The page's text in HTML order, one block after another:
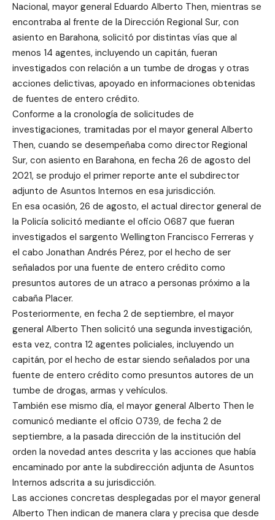
Nacional, mayor general Eduardo Alberto Then, mientras se
encontraba al frente de la Dirección Regional Sur, con
asiento en Barahona, solicitó por distintas vías que al
menos 14 agentes, incluyendo un capitán, fueran
investigados con relación a un tumbe de drogas y otras
acciones delictivas, apoyado en informaciones obtenidas
de fuentes de entero crédito.
Conforme a la cronología de solicitudes de
investigaciones, tramitadas por el mayor general Alberto
Then, cuando se desempeñaba como director Regional
Sur, con asiento en Barahona, en fecha 26 de agosto del
2021, se produjo el primer reporte ante el subdirector
adjunto de Asuntos Internos en esa jurisdicción.
En esa ocasión, 26 de agosto, el actual director general de
la Policía solicitó mediante el oficio 0687 que fueran
investigados el sargento Wellington Francisco Ferreras y
el cabo Jonathan Andrés Pérez, por el hecho de ser
señalados por una fuente de entero crédito como
presuntos autores de un atraco a personas próximo a la
cabaña Placer.
Posteriormente, en fecha 2 de septiembre, el mayor
general Alberto Then solicitó una segunda investigación,
esta vez, contra 12 agentes policiales, incluyendo un
capitán, por el hecho de estar siendo señalados por una
fuente de entero crédito como presuntos autores de un
tumbe de drogas, armas y vehículos.
También ese mismo día, el mayor general Alberto Then le
comunicó mediante el oficio 0739, de fecha 2 de
septiembre, a la pasada dirección de la institución del
orden la novedad antes descrita y las acciones que había
encaminado por ante la subdirección adjunta de Asuntos
Internos adscrita a su jurisdicción.
Las acciones concretas desplegadas por el mayor general
Alberto Then indican de manera clara y precisa que desde